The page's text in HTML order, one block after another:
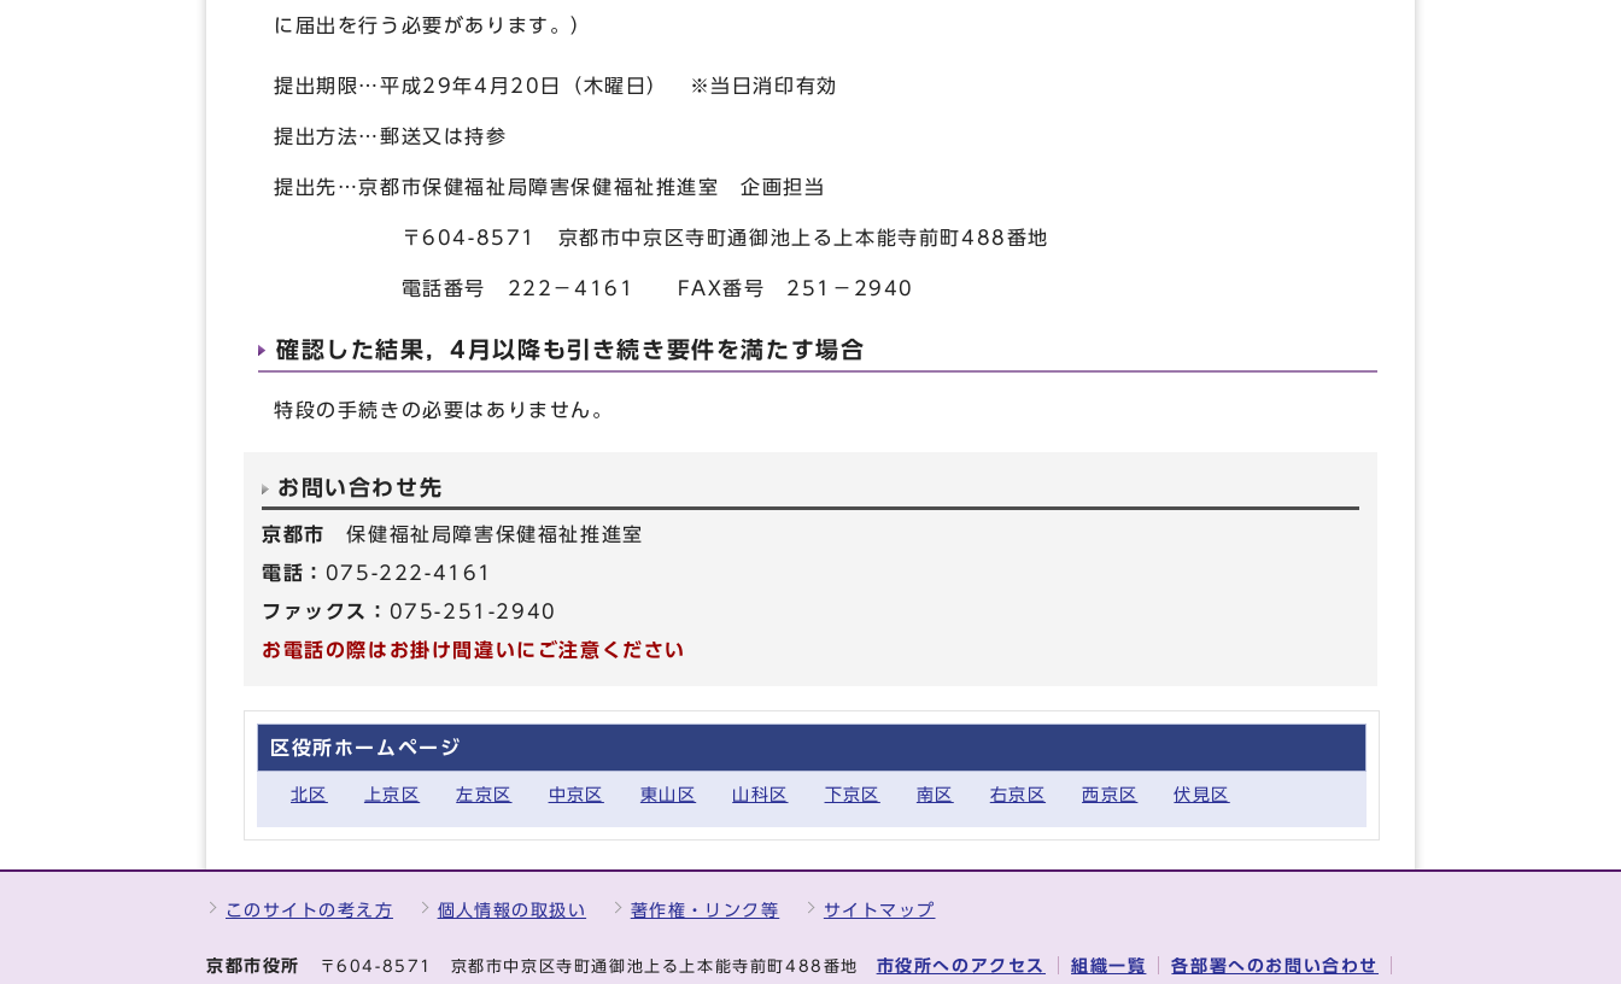
に届出を行う必要があります。）
提出期限…平成29年4月20日（木曜日） ※当日消印有効
提出方法…郵送又は持参
提出先…京都市保健福祉局障害保健福祉推進室 企画担当
〒604-8571 京都市中京区寺町通御池上る上本能寺前町488番地
電話番号 222－4161 FAX番号 251－2940
確認した結果，4月以降も引き続き要件を満たす場合
特段の手続きの必要はありません。
お問い合わせ先
京都市保健福祉局障害保健福祉推進室
電話： 075-222-4161
ファックス： 075-251-2940
お電話の際はお掛け間違いにご注意ください
区役所ホームページ
北区 上京区 左京区 中京区 東山区 山科区 下京区 南区 右京区 西京区 伏見区
このサイトの考え方 個人情報の取扱い 著作権・リンク等 サイトマップ
京都市役所 〒604-8571 京都市中京区寺町通御池上る上本能寺前町488番地 市役所へのアクセス 組織一覧 各部署へのお問い合わせ